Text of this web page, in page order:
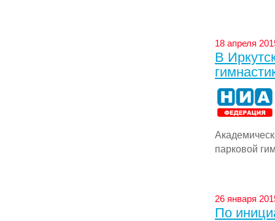
18 апреля
В
парковой
26 января
По